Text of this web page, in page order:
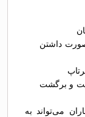
داشتن
و برگشت
می‌تواند به